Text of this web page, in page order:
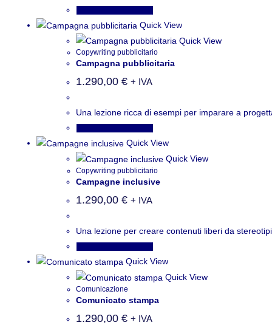
Quick View
Quick View
Copywriting pubblicitario
Campagna pubblicitaria
1.290,00 € + IVA
Una lezione ricca di esempi per imparare a
Quick View
Quick View
Copywriting pubblicitario
Campagne inclusive
1.290,00 € + IVA
Una lezione per creare contenuti liberi da
Quick View
Quick View
Comunicazione
Comunicato stampa
1.290,00 € + IVA